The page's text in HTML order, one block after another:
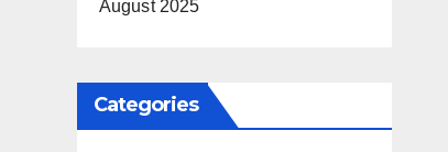
August 2025
Categories